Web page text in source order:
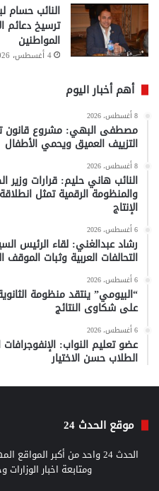
النائب
ترسيخ دعائم
المواطنين
4 أغسطس، 2026
أهم أخبار اليوم
8 أغسطس، 2026
مصطفى البهي: مشروع قانون
التزييف العميق ويحمي الأطفال
8 أغسطس، 2026
النائب هاني حليم: قرارات وزير
والمنظومة الرقمية تمثل
الإنتاج
6 أغسطس، 2026
رشاد عبدالغني: لقاء الرئيس
التحالفات العربية وثبات
6 أغسطس، 2026
“البيومي” ينتقد منظومة
على شكاوى النتائج
6 أغسطس، 2026
عضو تعليم النواب:
الطلاب حسن الاختيار
موقع الحدث 24
الحدث 24 واحد من أكبر
ومتابعة اخبار